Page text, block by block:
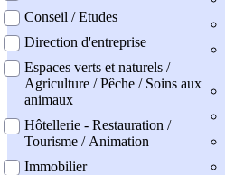
Conseil / Etudes
Direction d'entreprise
Espaces verts et naturels /
Agriculture / Pêche / Soins aux
animaux
Hôtellerie - Restauration /
Tourisme / Animation
Immobilier